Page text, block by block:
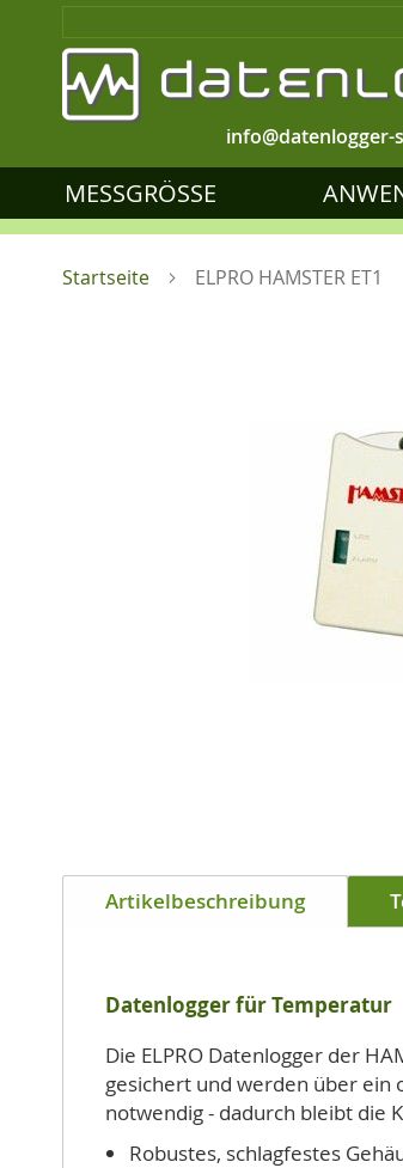
info@datenlogger-
MESSGRÖSSE
Startseite ELPRO HAMSTER ET1
Bildgalerie
Artikelbeschreibung
Datenlogger für Temperatur
Die ELPRO Datenlogger der
gesichert und werden über ein
notwendig - dadurch bleibt die
Robustes, schlagfestes